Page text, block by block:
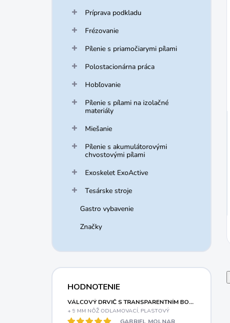
Príprava podkladu
Frézovanie
Pílenie s priamočiarymi pílami
Polostacionárna práca
Hobľovanie
Pílenie s pílami na izolačné
materiály
Miešanie
Pílenie s akumulátorovými
chvostovými pílami
Exoskelet ExoActive
Tesárske stroje
Gastro vybavenie
Značky
HODNOTENIE
VÁLCOVÝ DRVIČ S TRANSPARENTNÍM BOXOM A ELEKTRICKÝM MOTOROM 3000 W RIWALL PRO RES 3044 B
+ 9 MM NÔŽ ODLAMOVACÍ, PLASTOVÝ